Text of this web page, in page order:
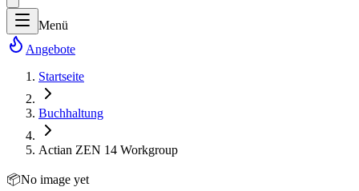
Menü
Angebote
Startseite
Buchhaltung
Actian ZEN 14 Workgroup
📦No image yet